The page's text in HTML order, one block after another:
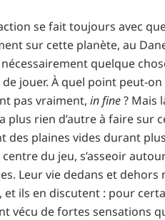
se fait toujours avec
sur cette planète, au
quelque
jouer. À quel point peut-
pas vraiment,in fine? Mais
plus rien d’autre à faire sur
des plaines vides durant
du jeu, s’asseoir
Leur vie dedans et dehors
et ils en discutent : pour
vécu de fortes sensations